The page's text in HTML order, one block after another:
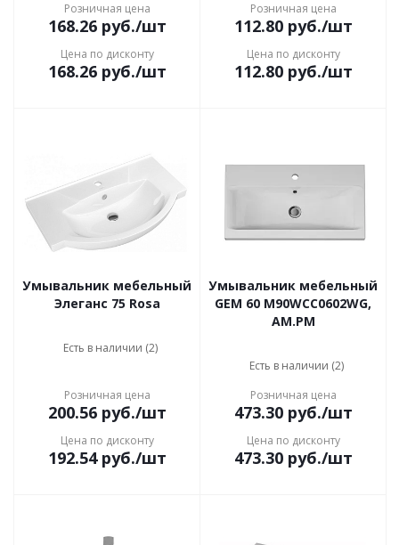
Розничная цена
168.26руб./шт
Цена по дисконту
168.26руб./шт
Розничная цена
112.80руб./шт
Цена по дисконту
112.80руб./шт
Умывальник мебельный
Элеганс 75 Rosa
Есть в наличии (2)
Розничная цена
200.56руб./шт
Цена по дисконту
192.54руб./шт
Умывальник мебельный
GEM 60 M90WCC0602WG,
AM.PM
Есть в наличии (2)
Розничная цена
473.30руб./шт
Цена по дисконту
473.30руб./шт